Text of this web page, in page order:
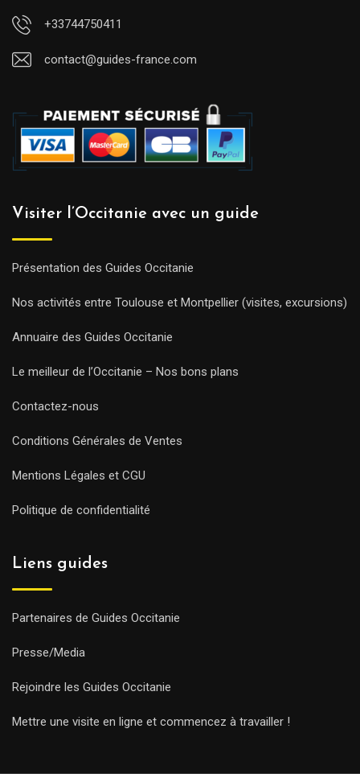
+33744750411
contact@guides-france.com
Visiter l’Occitanie avec un guide
Présentation des Guides Occitanie
Nos activités entre Toulouse et Montpellier (visites, excursions)
Annuaire des Guides Occitanie
Le meilleur de l’Occitanie – Nos bons plans
Contactez-nous
Conditions Générales de Ventes
Mentions Légales et CGU
Politique de confidentialité
Liens guides
Partenaires de Guides Occitanie
Presse/Media
Rejoindre les Guides Occitanie
Mettre une visite en ligne et commencez à travailler !